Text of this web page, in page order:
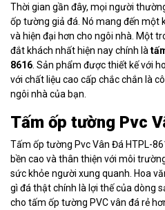
Thời gian gần đây, mọi người
ốp tường giả đá. Nó mang đến một
và hiện đại hơn cho ngôi nhà. Một
đắt khách nhất hiện nay chính là
8616 . Sản phẩm được thiết kế với
với chất liệu cao cấp chắc chắn là
ngôi nhà của bạn.
Tấm ốp tường Pvc
Tấm ốp tường Pvc Vân Đá HTPL-
bền cao và thân thiện với môi
sức khỏe người xung quanh. Hoa
gì đá thật chính là lợi thế của dòng
cho tấm ốp tường PVC vân đá rẻ